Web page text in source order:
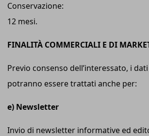
Conservazione:
12 mesi.
FINALITÀ COMMERCIALI E DI
Previo consenso dell’interessato, i
potranno essere trattati anche per:
e) Newsletter
Invio di newsletter informative ed